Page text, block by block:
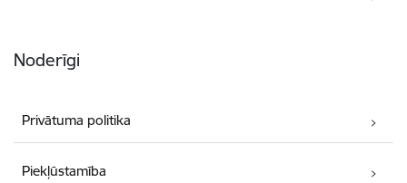
Noderīgi
Privātuma politika
Piekļūstamība